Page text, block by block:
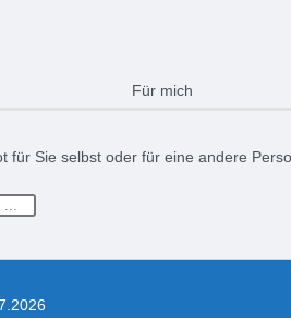
Für mich
für Sie selbst oder für eine andere